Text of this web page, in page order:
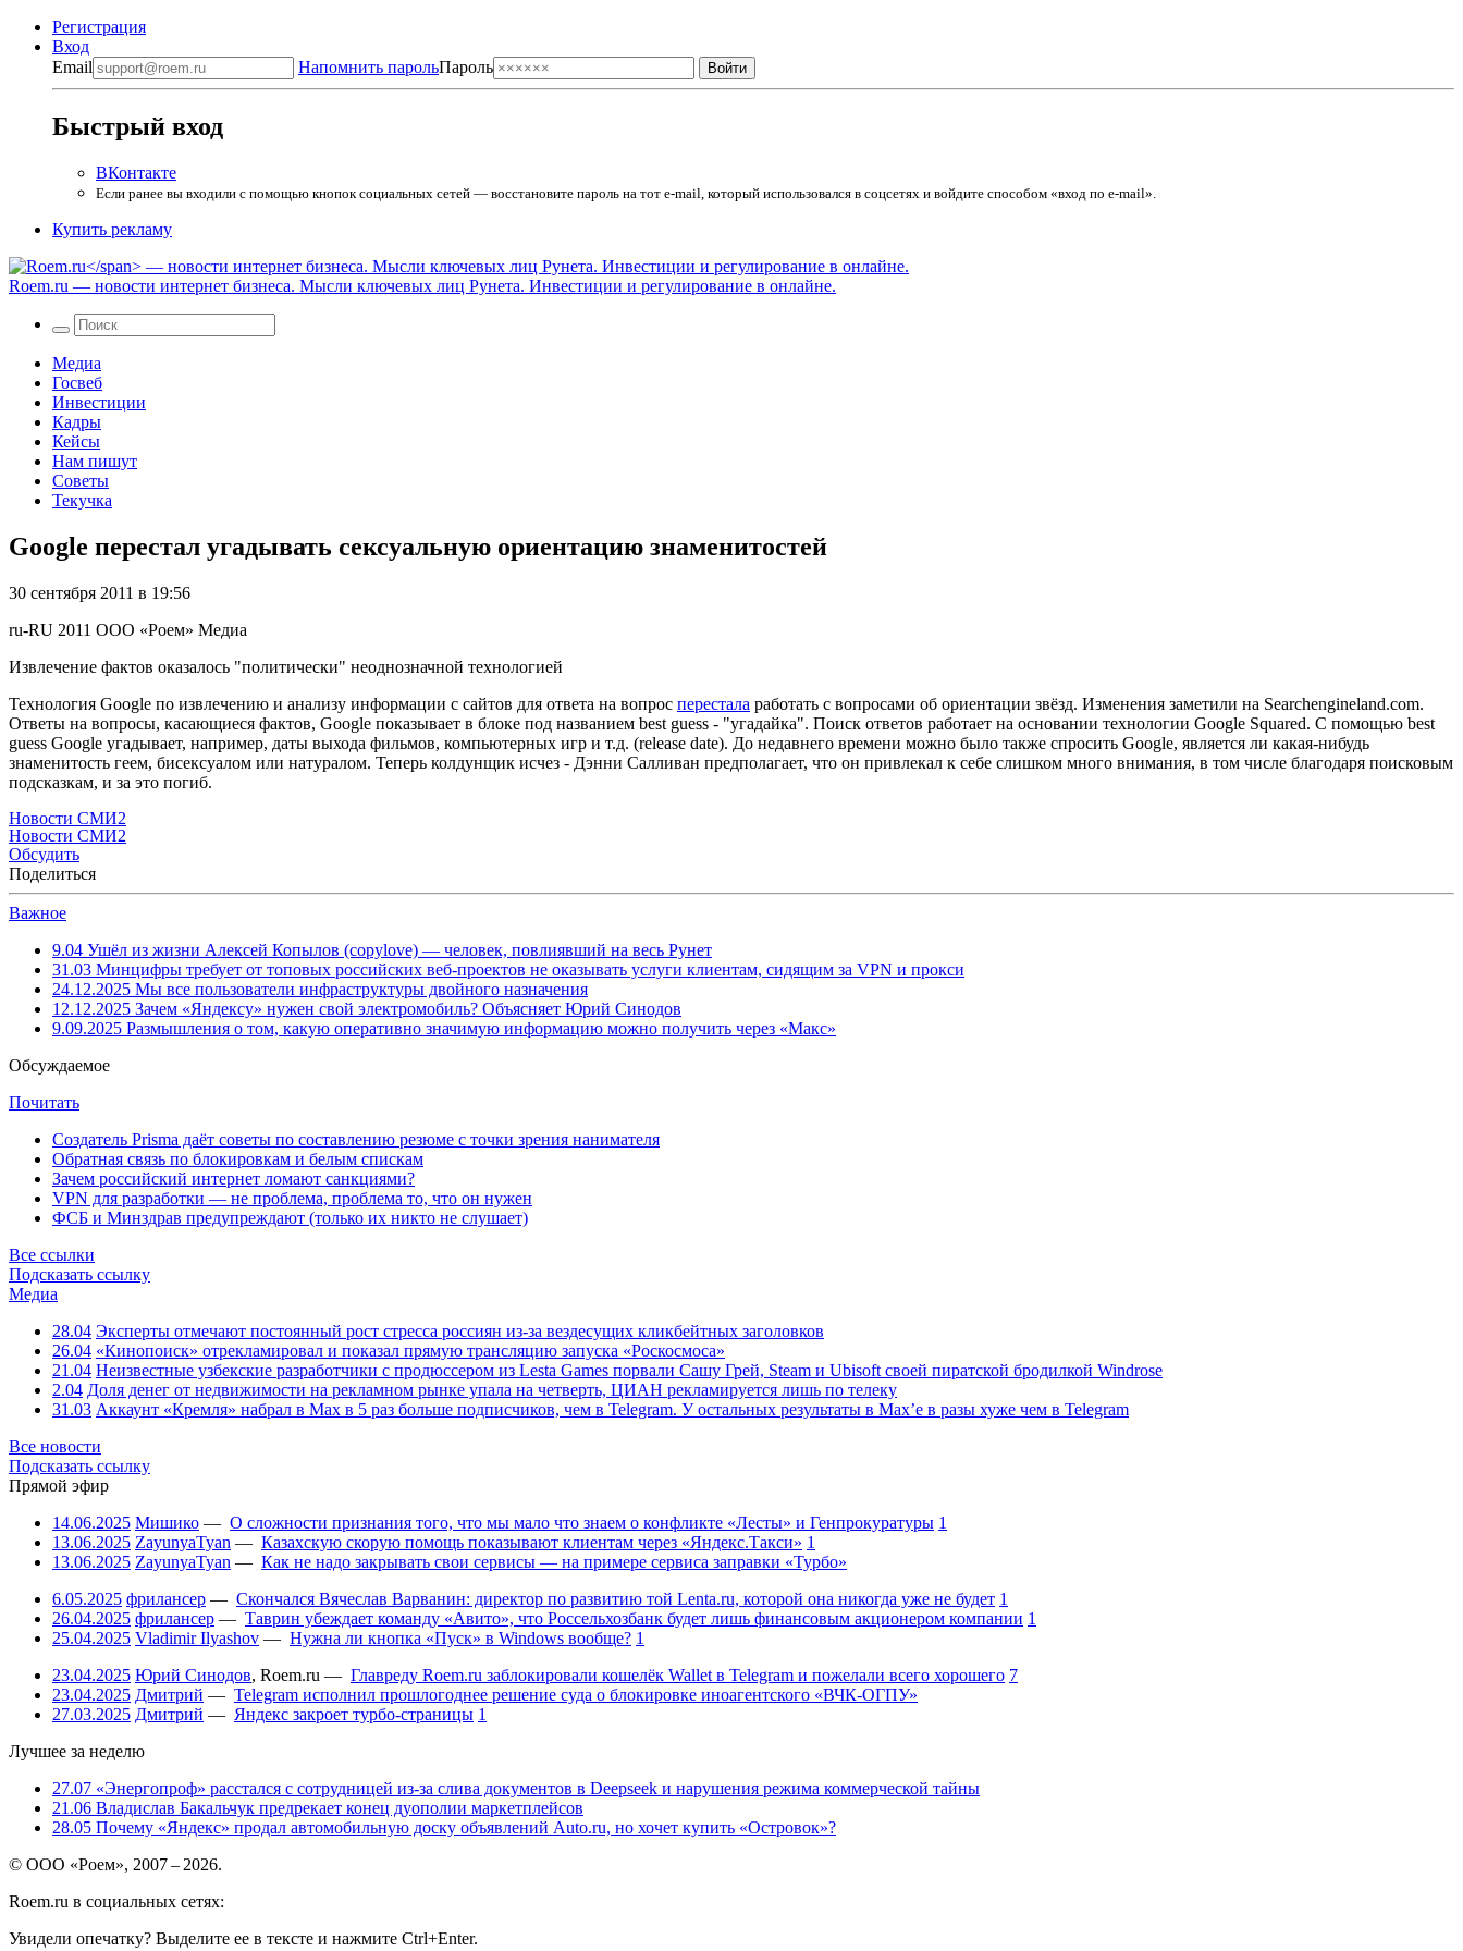
Регистрация
Вход
Email
Напомнить парольПароль
Быстрый вход
ВКонтакте
Если ранее вы входили с помощью кнопок социальных сетей — восстановите пароль на тот e-mail, который использовался в соцсетях и войдите способом «вход по e-mail».
Купить рекламу
Roem.ru — новости интернет бизнеса. Мысли ключевых лиц Рунета. Инвестиции и регулирование в онлайне.
Медиа
Госвеб
Инвестиции
Кадры
Кейсы
Нам пишут
Советы
Текучка
Google перестал угадывать сексуальную ориентацию знаменитостей
30 сентября 2011 в 19:56
ru-RU 2011 ООО «Роем» Медиа
Извлечение фактов оказалось "политически" неоднозначной технологией
Технология Google по извлечению и анализу информации с сайтов для ответа на вопрос перестала работать с вопросами об ориентации звёзд. Изменения заметили на Searchengineland.com.
Ответы на вопросы, касающиеся фактов, Google показывает в блоке под названием best guess - "угадайка". Поиск ответов работает на основании технологии Google Squared. C помощью best
guess Google угадывает, например, даты выхода фильмов, компьютерных игр и т.д. (release date). До недавнего времени можно было также спросить Google, является ли какая-нибудь
знаменитость геем, бисексуалом или натуралом. Теперь колдунщик исчез - Дэнни Салливан предполагает, что он привлекал к себе слишком много внимания, в том числе благодаря поисковым
подсказкам, и за это погиб.
Новости СМИ2
Новости СМИ2
Обсудить
Поделиться
Важное
9.04 Ушёл из жизни Алексей Копылов (copylove) — человек, повлиявший на весь Рунет
31.03 Минцифры требует от топовых российских веб-проектов не оказывать услуги клиентам, сидящим за VPN и прокси
24.12.2025 Мы все пользователи инфраструктуры двойного назначения
12.12.2025 Зачем «Яндексу» нужен свой электромобиль? Объясняет Юрий Синодов
9.09.2025 Размышления о том, какую оперативно значимую информацию можно получить через «Макс»
Обсуждаемое
Почитать
Создатель Prisma даёт советы по составлению резюме с точки зрения нанимателя
Обратная связь по блокировкам и белым спискам
Зачем российский интернет ломают санкциями?
VPN для разработки — не проблема, проблема то, что он нужен
ФСБ и Минздрав предупреждают (только их никто не слушает)
Все ссылки
Подсказать ссылку
Медиа
28.04 Эксперты отмечают постоянный рост стресса россиян из-за вездесущих кликбейтных заголовков
26.04 «Кинопоиск» отрекламировал и показал прямую трансляцию запуска «Роскосмоса»
21.04 Неизвестные узбекские разработчики с продюссером из Lesta Games порвали Сашу Грей, Steam и Ubisoft своей пиратской бродилкой Windrose
2.04 Доля денег от недвижимости на рекламном рынке упала на четверть, ЦИАН рекламируется лишь по телеку
31.03 Аккаунт «Кремля» набрал в Max в 5 раз больше подписчиков, чем в Telegram. У остальных результаты в Max’е в разы хуже чем в Telegram
Все новости
Подсказать ссылку
Прямой эфир
14.06.2025 Мишико — О сложности признания того, что мы мало что знаем о конфликте «Лесты» и Генпрокуратуры 1
13.06.2025 ZayunyaTyan — Казахскую скорую помощь показывают клиентам через «Яндекс.Такси» 1
13.06.2025 ZayunyaTyan — Как не надо закрывать свои сервисы — на примере сервиса заправки «Турбо»
6.05.2025 фрилансер — Скончался Вячеслав Варванин: директор по развитию той Lenta.ru, которой она никогда уже не будет 1
26.04.2025 фрилансер — Таврин убеждает команду «Авито», что Россельхозбанк будет лишь финансовым акционером компании 1
25.04.2025 Vladimir Ilyashov — Нужна ли кнопка «Пуск» в Windows вообще? 1
23.04.2025 Юрий Синодов, Roem.ru — Главреду Roem.ru заблокировали кошелёк Wallet в Telegram и пожелали всего хорошего 7
23.04.2025 Дмитрий — Telegram исполнил прошлогоднее решение суда о блокировке иноагентского «ВЧК-ОГПУ»
27.03.2025 Дмитрий — Яндекс закроет турбо-страницы 1
Лучшее за неделю
27.07 «Энергопроф» расстался с сотрудницей из-за слива документов в Deepseek и нарушения режима коммерческой тайны
21.06 Владислав Бакальчук предрекает конец дуополии маркетплейсов
28.05 Почему «Яндекс» продал автомобильную доску объявлений Auto.ru, но хочет купить «Островок»?
© ООО «Роем», 2007 – 2026.
Roem.ru в социальных сетях:
Увидели опечатку? Выделите ее в тексте и нажмите Ctrl+Enter.